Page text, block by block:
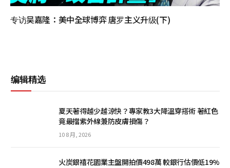
专访吴嘉隆：美中全球博弈 唐罗主义升级(下)
编辑精选
夏天著得越少越涼快？專家教3大降溫穿搭術 著紅色
竟最擋紫外線兼防皮膚損傷？
10 8 月, 2026
火炭銀禧花園業主盤開拍價498萬 較銀行估價低19%